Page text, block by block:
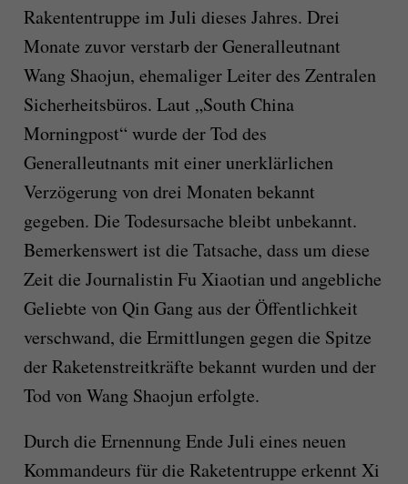
Rakententruppe im Juli dieses Jahres. Drei
Monate zuvor verstarb der Generalleutnant
Wang Shaojun, ehemaliger Leiter des Zentralen
Sicherheitsbüros. Laut „South China
Morningpost“ wurde der Tod des
Generalleutnants mit einer unerklärlichen
Verzögerung von drei Monaten bekannt
gegeben. Die Todesursache bleibt unbekannt.
Bemerkenswert ist die Tatsache, dass um diese
Zeit die Journalistin Fu Xiaotian und angebliche
Geliebte von Qin Gang aus der Öffentlichkeit
verschwand, die Ermittlungen gegen die Spitze
der Raketenstreitkräfte bekannt wurden und der
Tod von Wang Shaojun erfolgte.
Durch die Ernennung Ende Juli eines neuen
Kommandeurs für die Raketentruppe erkennt Xi